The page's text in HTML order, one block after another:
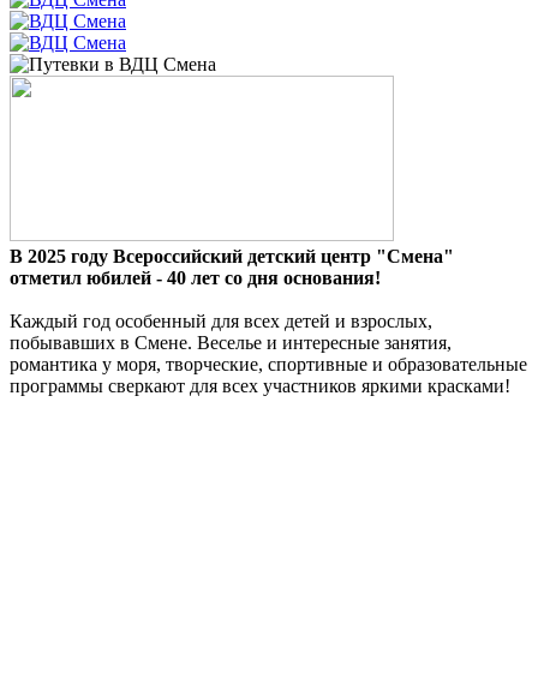
В 2025 году Всероссийский детский центр "Смена"
отметил юбилей - 40 лет со дня основания!
Каждый год особенный для всех детей и взрослых,
побывавших в Смене. Веселье и интересные занятия,
романтика у моря, творческие, спортивные и образовательные
программы сверкают для всех участников яркими красками!